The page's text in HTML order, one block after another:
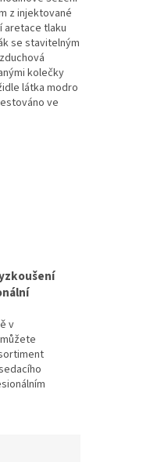
z injektované
aretace tlaku
se stavitelným
kolečky
látka modro
ve
v